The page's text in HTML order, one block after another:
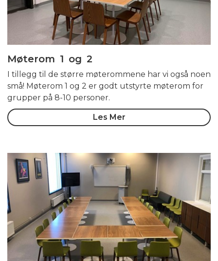
Møterom 1 og 2
I tillegg til de større møterommene har vi også noen
små! Møterom 1 og 2 er godt utstyrte møterom for
grupper på 8-10 personer.
Les Mer